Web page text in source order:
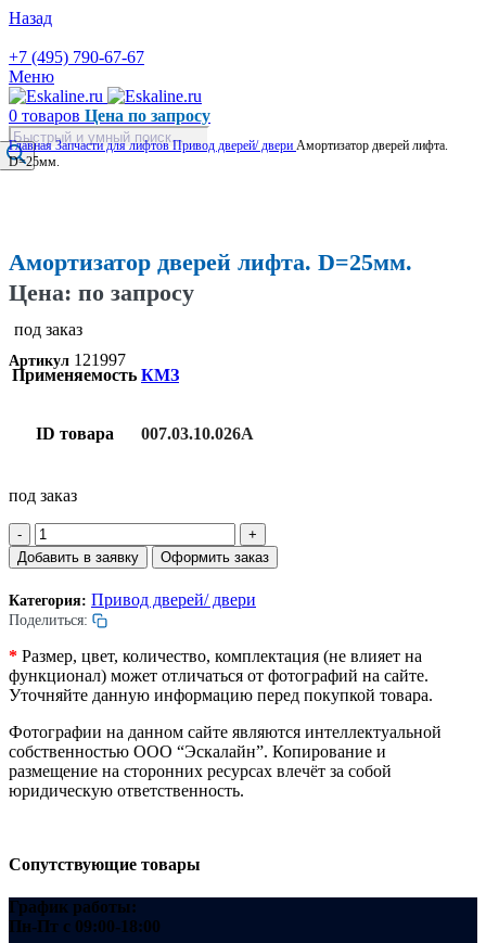
Назад
+7 (495) 790-67-67
Меню
0 товаров Цена по запросу
Поиск
товаров
ГлавнаяЗапчасти для лифтовПривод дверей/ двери Амортизатор дверей лифта.
D=25мм.
Амортизатор дверей лифта. D=25мм.
Цена: по запросу
под заказ
Артикул 121997
Применяемость КМЗ
ID товара 007.03.10.026А
под заказ
Количество
товара
Амортизатор
лифта.
D=25мм.
Добавить в заявку Оформить заказ
Категория: Привод дверей/ двери
Поделиться:
* Размер, цвет, количество, комплектация (не влияет на
функционал) может отличаться от фотографий на сайте.
Уточняйте данную информацию перед покупкой товара.
Фотографии на данном сайте являются интеллектуальной
собственностью ООО “Эскалайн”. Копирование и
размещение на сторонних ресурсах влечёт за собой
юридическую ответственность.
Сопутствующие товары
График работы:
Пн-Пт с 09:00-18:00